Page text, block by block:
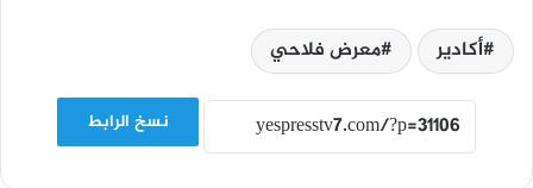
أكادير معرض فلاحي
نسخ الرابط